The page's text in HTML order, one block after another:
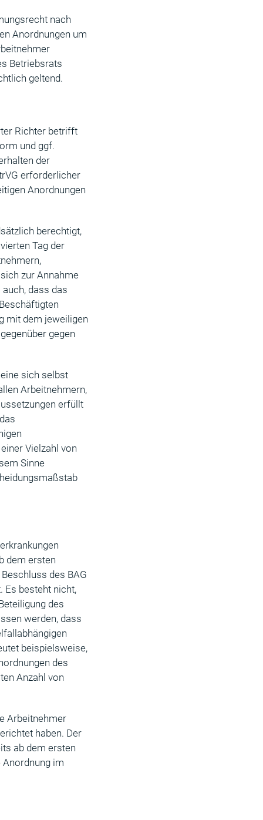
nach
Anordnungen um
Betriebsrats
geltend.
Richter betrifft
und ggf.
der
erforderlicher
Anordnungen
berechtigt,
Tag der
zur Annahme
dass das
mit dem jeweiligen
gegen
sich selbst
Arbeitnehmern,
erfüllt
Vielzahl von
Sinne
dem ersten
des BAG
Es besteht nicht,
des
werden, dass
beispielsweise,
des
Anzahl von
Arbeitnehmer
haben. Der
ab dem ersten
im